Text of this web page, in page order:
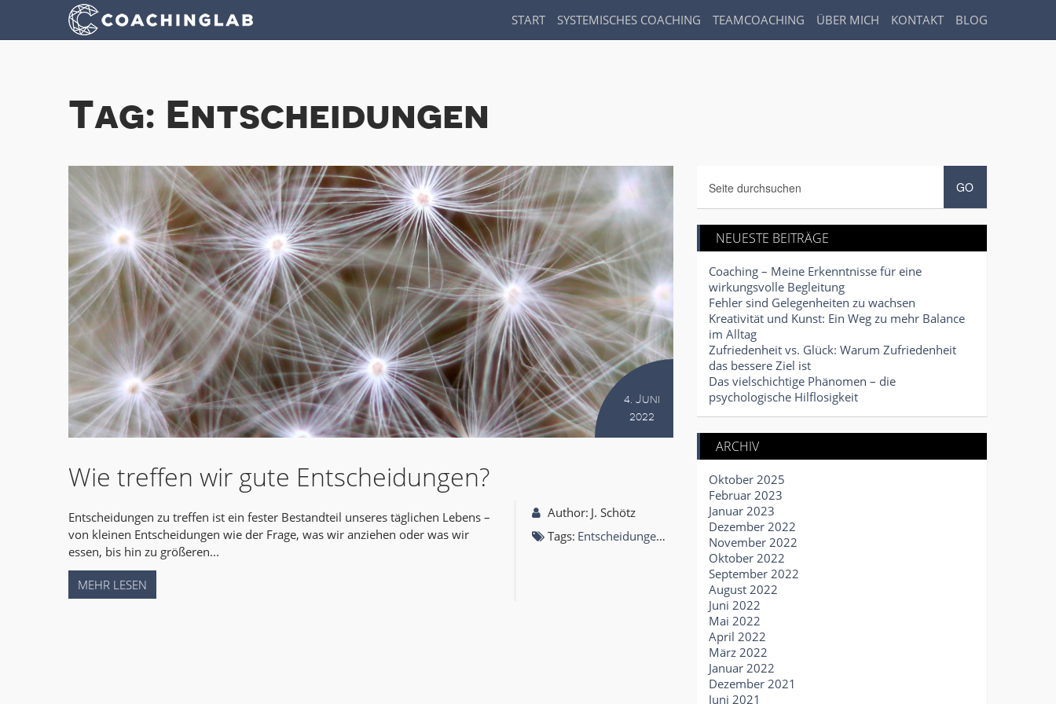
START SYSTEMISCHES COACHING TEAMCOACHING ÜBER MICH KONTAKT BLOG
Tag: Entscheidungen
4. Juni
2022
Wie treffen wir gute Entscheidungen?
Entscheidungen zu treffen ist ein fester Bestandteil unseres täglichen Lebens –
von kleinen Entscheidungen wie der Frage, was wir anziehen oder was wir
essen, bis hin zu größeren...
MEHR LESEN
Author: J. Schötz
Tags: Entscheidungen , Fähigkeiten,Potenzial,Ziele
NEUESTE BEITRÄGE
Coaching – Meine Erkenntnisse für eine
wirkungsvolle Begleitung
Fehler sind Gelegenheiten zu wachsen
Kreativität und Kunst: Ein Weg zu mehr Balance
im Alltag
Zufriedenheit vs. Glück: Warum Zufriedenheit
das bessere Ziel ist
Das vielschichtige Phänomen – die
psychologische Hilflosigkeit
ARCHIV
Oktober 2025
Februar 2023
Januar 2023
Dezember 2022
November 2022
Oktober 2022
September 2022
August 2022
Juni 2022
Mai 2022
April 2022
März 2022
Januar 2022
Dezember 2021
Juni 2021